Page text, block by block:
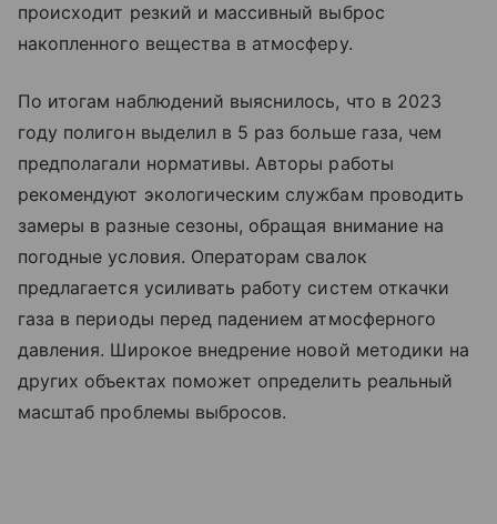
происходит резкий и массивный выброс
накопленного вещества в атмосферу.
По итогам наблюдений выяснилось, что в 2023
году полигон выделил в 5 раз больше газа, чем
предполагали нормативы. Авторы работы
рекомендуют экологическим службам проводить
замеры в разные сезоны, обращая внимание на
погодные условия. Операторам свалок
предлагается усиливать работу систем откачки
газа в периоды перед падением атмосферного
давления. Широкое внедрение новой методики на
других объектах поможет определить реальный
масштаб проблемы выбросов.